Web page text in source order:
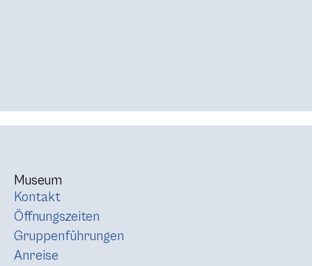
Museum
Kontakt
Öffnungszeiten
Gruppenführungen
Anreise